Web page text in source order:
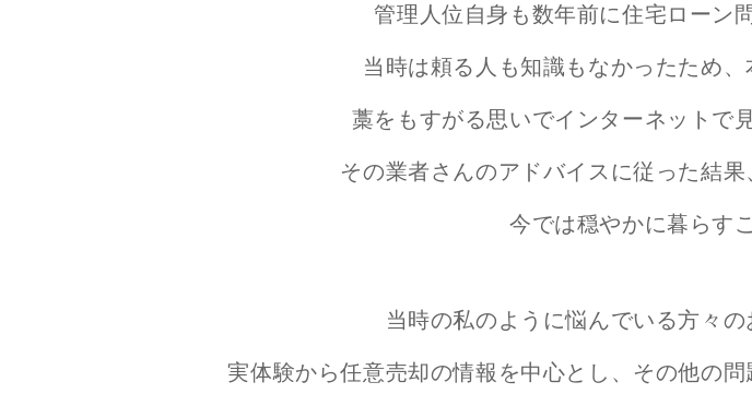
管理人位自身も数年前に住宅ローン
当時は頼る人も知識もなかったため、
藁をもすがる思いでインターネットで
その業者さんのアドバイスに従った結果
今では穏やかに暮らす
当時の私のように悩んでいる方々の
実体験から任意売却の情報を中心とし、 その他の